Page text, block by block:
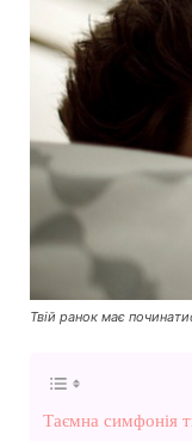
Твій ранок має
Таємна симфонія